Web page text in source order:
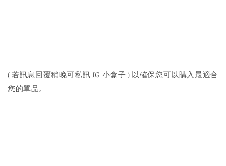
( 若訊息回覆稍晚可私訊 IG 小盒子 ) 以確保您可以購入最適合
您的單品。